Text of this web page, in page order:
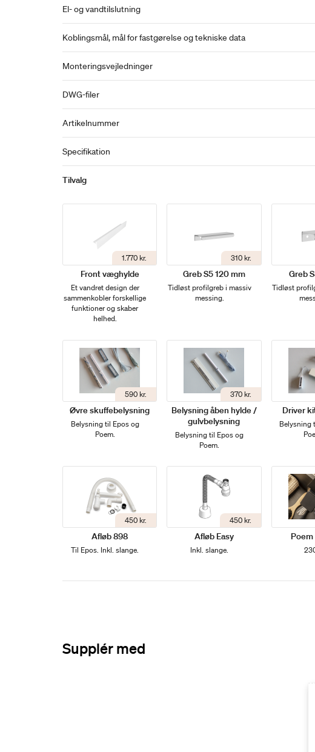
El- og vandtilslutning
Koblingsmål, mål for fastgørelse og tekniske data
Monteringsvejledninger
DWG-filer
Artikelnummer
Specifikation
Tilvalg
1.770 kr.
Front væghylde
Et vandret design der
sammenkobler forskellige
funktioner og skaber
helhed.
310 kr.
Greb S5 120 mm
Tidløst profilgreb i massiv
messing.
Greb
Tidløst
590 kr.
Øvre skuffebelysning
Belysning til Epos og
Poem.
370 kr.
Belysning åben hylde /
gulvbelysning
Belysning til Epos og
Poem.
Driver
Belysning
450 kr.
Afløb 898
Til Epos. Inkl. slange.
450 kr.
Afløb Easy
Inkl. slange.
Supplér med